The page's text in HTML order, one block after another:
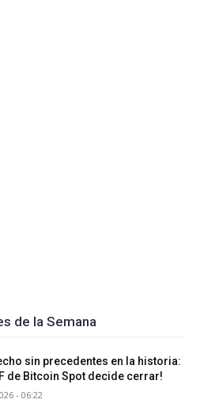
de la Semana
sin precedentes en la historia:
de Bitcoin Spot decide cerrar!
- 06:22